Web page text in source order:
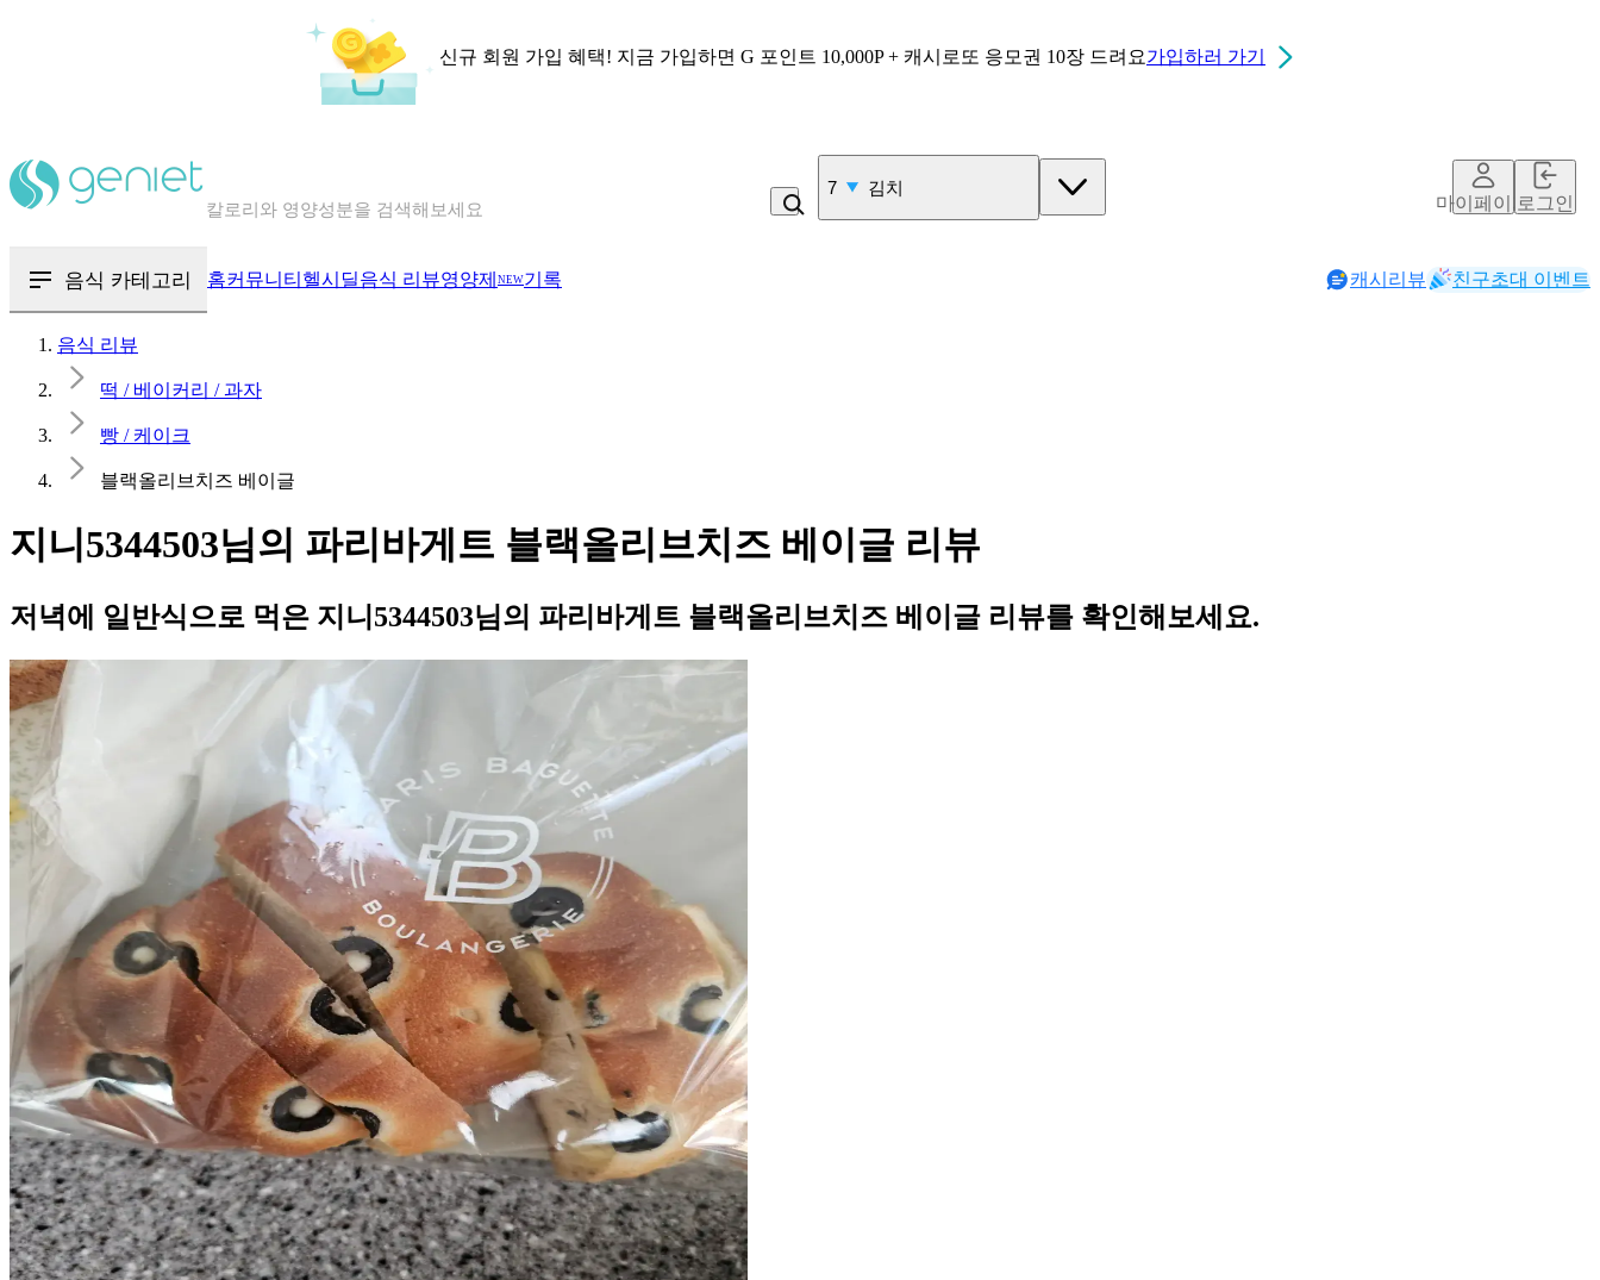
신규 회원 가입 혜택! 지금 가입하면 G 포인트 10,000P + 캐시로또 응모권 10장 드려요가입하러 가기
혈당 · 다이어트 음식 검색해보세요
7 김치
마이페이지로그인
음식 카테고리 홈커뮤니티 헬시딜음식 리뷰영양제 NEW기록 캐시리뷰 친구초대 이벤트
음식 리뷰
떡 / 베이커리 / 과자
빵 / 케이크
블랙올리브치즈 베이글
지니5344503님의 파리바게트 블랙올리브치즈 베이글 리뷰
저녁에 일반식으로 먹은 지니5344503님의 파리바게트 블랙올리브치즈 베이글 리뷰를 확인해보세요.